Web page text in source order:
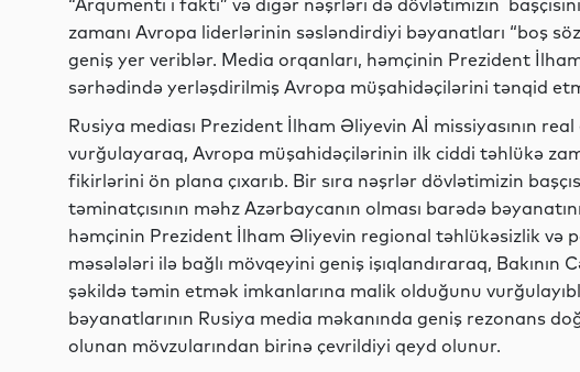
“Arqumentı i faktı” və digər nəşrləri də dövlətimizin
zamanı Avropa liderlərinin səsləndirdiyi bəyanatları “boş
geniş yer veriblər. Media orqanları, həmçinin Prezident
sərhədində yerləşdirilmiş Avropa müşahidəçilərini tənqid
Rusiya mediası Prezident İlham Əliyevin Aİ missiyasının
vurğulayaraq, Avropa müşahidəçilərinin ilk ciddi təhlükə
fikirlərini ön plana çıxarıb. Bir sıra nəşrlər dövlətimizin
təminatçısının məhz Azərbaycanın olması barədə
həmçinin Prezident İlham Əliyevin regional təhlükəsizlik və
məsələləri ilə bağlı mövqeyini geniş işıqlandıraraq,
şəkildə təmin etmək imkanlarına malik olduğunu
bəyanatlarının Rusiya media məkanında geniş rezonans
olunan mövzularından birinə çevrildiyi qeyd olunur.